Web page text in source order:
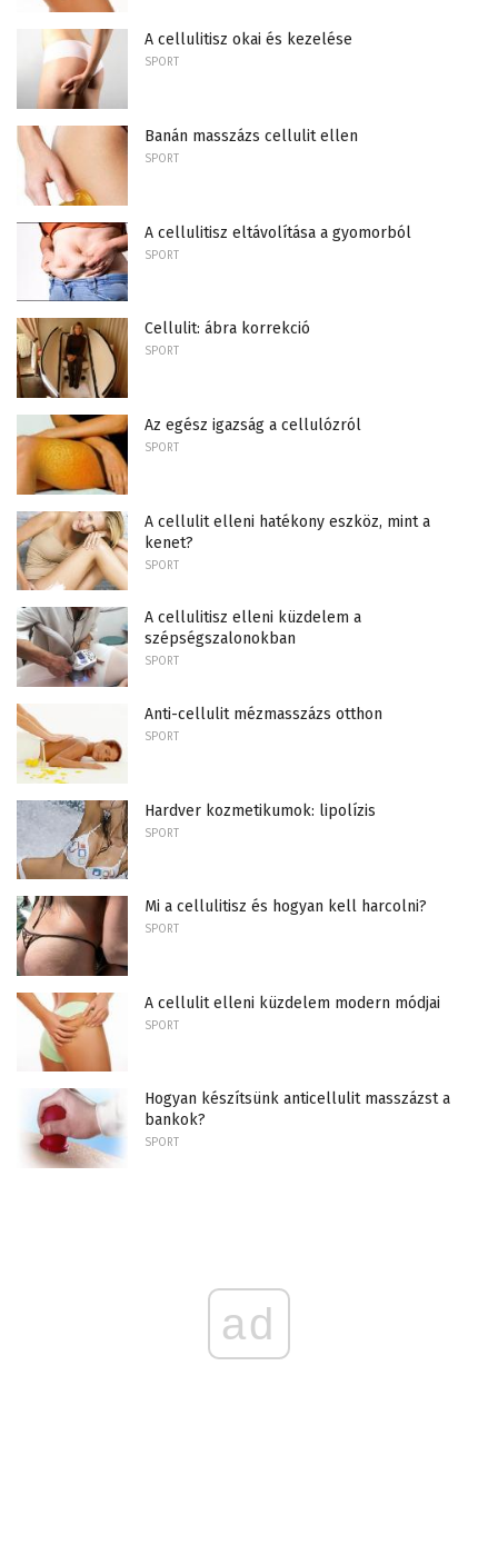
A cellulitisz okai és kezelése
SPORT
Banán masszázs cellulit ellen
SPORT
A cellulitisz eltávolítása a gyomorból
SPORT
Cellulit: ábra korrekció
SPORT
Az egész igazság a cellulózról
SPORT
A cellulit elleni hatékony eszköz, mint a
kenet?
SPORT
A cellulitisz elleni küzdelem a
szépségszalonokban
SPORT
Anti-cellulit mézmasszázs otthon
SPORT
Hardver kozmetikumok: lipolízis
SPORT
Mi a cellulitisz és hogyan kell harcolni?
SPORT
A cellulit elleni küzdelem modern módjai
SPORT
Hogyan készítsünk anticellulit masszázst a
bankok?
SPORT
ad